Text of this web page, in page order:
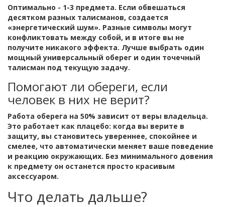
Оптимально - 1-3 предмета. Если обвешаться
десятком разных талисманов, создается
«энергетический шум». Разные символы могут
конфликтовать между собой, и в итоге вы не
получите никакого эффекта. Лучше выбрать один
мощный универсальный оберег и один точечный
талисман под текущую задачу.
Помогают ли обереги, если
человек в них не верит?
Работа оберега на 50% зависит от веры владельца.
Это работает как плацебо: когда вы верите в
защиту, вы становитесь увереннее, спокойнее и
смелее, что автоматически меняет ваше поведение
и реакцию окружающих. Без минимального довения
к предмету он останется просто красивым
аксессуаром.
Что делать дальше?